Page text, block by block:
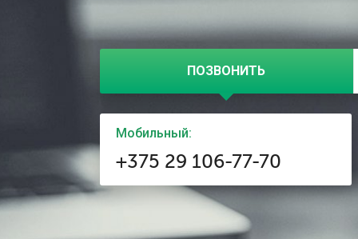
ПОЗВОНИТЬ
Мобильный:
+375 29 106-77-70